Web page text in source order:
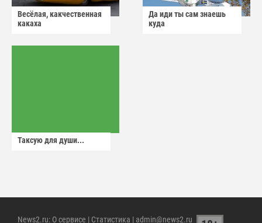
Весёлая, какчественная
какаха
Да иди ты сам знаешь
куда
Таксую для души...
News2.ru: О сервисе | Статистика | admin@news2.ru